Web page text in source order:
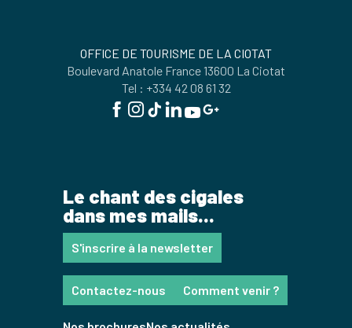
OFFICE DE TOURISME DE LA CIOTAT
Boulevard Anatole France 13600 La Ciotat
Tel : +334 42 08 61 32
Le chant des cigales
dans mes mails...
S'inscrire à la newsletter
Contactez-nous Comment venir ?